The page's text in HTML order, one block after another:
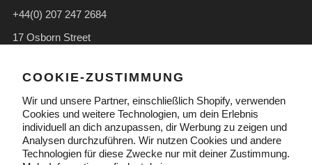
COOKIE-ZUSTIMMUNG
Wir und unsere Partner, einschließlich Shopify, verwenden
Cookies und weitere Technologien, um dein Erlebnis
individuell an dich anzupassen, dir Werbung zu zeigen und
Analysen durchzuführen. Wir nutzen Cookies und andere
Technologien für diese Zwecke nur mit deiner Zustimmung.
+44(0) 207 247 2684
17 Osborn Street
E1 6TD Vereinigtes Königreich
FacebookInstagramTikTok